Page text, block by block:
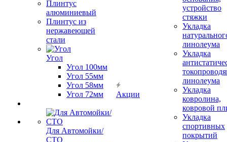
Плинтус
алюминиевый
Плинтус из
нержавеющей
стали
Угол
Угол 100мм
Угол 55мм
Угол 58мм
Угол 72мм
Для Автомойки/
СТО
Акции
устройство
стяжки
Укладка
линолеума
Укладка
линолеума
Укладка
ковролина,
ковровой
Укладка
спортивных
покрытий